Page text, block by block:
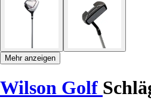
Mehr anzeigen
Wilson Golf